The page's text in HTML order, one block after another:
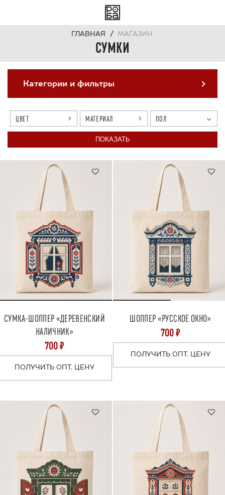
Магазин
Галерея
Для бизнеса
Контакты
ЗАКАЗАТЬ
ЗВОНОК
ГЛАВНАЯ МАГАЗИН
СУМКИ
Категории и фильтры
ЦВЕТ МАТЕРИАЛ ПОЛ
СУМКА-ШОППЕР «ДЕРЕВЕНСКИЙ
НАЛИЧНИК»
700 ₽
ПОЛУЧИТЬ ОПТ. ЦЕНУ
ШОППЕР «РУССКОЕ ОКНО»
700 ₽
ПОЛУЧИТЬ ОПТ. ЦЕНУ